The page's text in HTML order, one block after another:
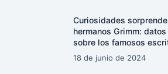
Curiosidades
hermanos Grimm:
sobre los famosos
18 de junio de 2024